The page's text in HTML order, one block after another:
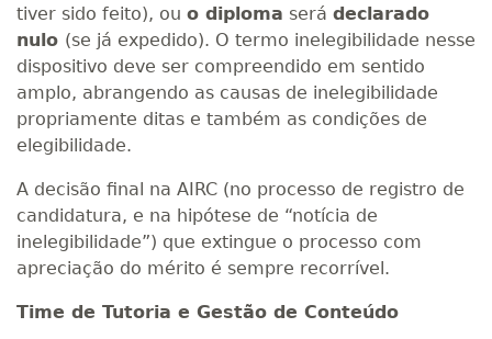
tiver sido feito), ou o diploma será declarado
nulo (se já expedido). O termo inelegibilidade nesse
dispositivo deve ser compreendido em sentido
amplo, abrangendo as causas de inelegibilidade
propriamente ditas e também as condições de
elegibilidade.
A decisão final na AIRC (no processo de registro de
candidatura, e na hipótese de “notícia de
inelegibilidade”) que extingue o processo com
apreciação do mérito é sempre recorrível.
Time de Tutoria e Gestão de Conteúdo